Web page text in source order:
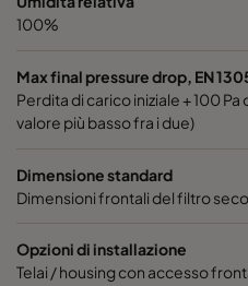
Hi-Flo 1060 ::
Hi-Flo 1060 ::
100%
Max final pressure drop, EN
Perdita di carico iniziale + 100
valore più basso fra i due)
Dimensione standard
Dimensioni frontali del filtro
Opzioni di installazione
Telai / housing con accesso